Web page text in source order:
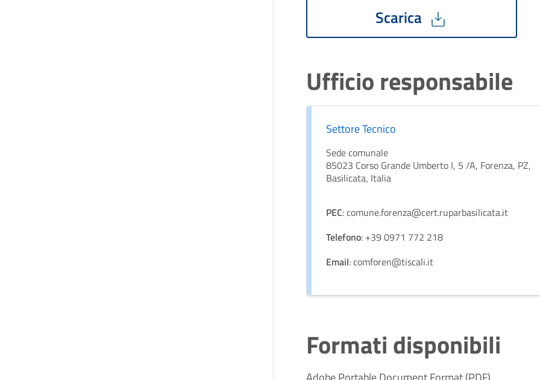
Scarica
Ufficio responsabile
Settore Tecnico
Sede comunale
85023 Corso Grande Umberto I, 5 /A, Forenza, PZ,
Basilicata, Italia
PEC: comune.forenza@cert.ruparbasilicata.it
Telefono: +39 0971 772 218
Email: comforen@tiscali.it
Formati disponibili